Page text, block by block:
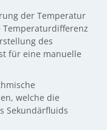
der Temperatur
des
für eine manuelle
welche die
Sekundärfluids